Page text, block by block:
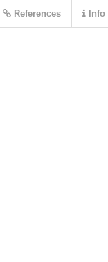
References Info